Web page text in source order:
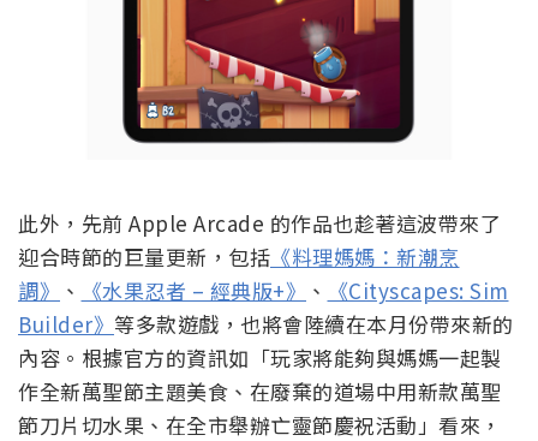
此外，先前 Apple Arcade 的作品也趁著這波帶來了
迎合時節的巨量更新，包括 《料理媽媽：新潮烹
調》 、 《水果忍者 – 經典版+》 、
《Cityscapes: Sim
Builder》 等多款遊戲，也將會陸續在本月份帶來新的
內容。根據官方的資訊如「玩家將能夠與媽媽一起製
作全新萬聖節主題美食、在廢棄的道場中用新款萬聖
節刀片切水果、在全市舉辦亡靈節慶祝活動」看來，